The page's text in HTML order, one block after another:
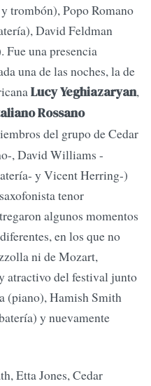
trombón), Popo Romano
David Feldman
una presencia
una de las noches, la de
Lucy Yeghiazaryan,
Rossano
del grupo de Cedar
, David Williams -
y Vicent Herring-)
tenor
algunos momentos
en los que no
ni de Mozart,
atractivo del festival junto
(piano), Hamish Smith
y nuevamente
Etta Jones, Cedar